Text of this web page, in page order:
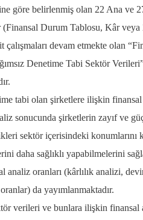
göre belirlenmiş olan 22 Ana ve
Durum Tablosu, Kâr
çalışmaları devam etmekte olan
Denetime Tabi Sektör
tabi olan şirketlere ilişkin
sonucunda şirketlerin zayıf ve
sektör içerisindeki
daha sağlıklı yapabilmelerini
analiz oranları (kârlılık analizi,
da yayımlanmaktadır.
verileri ve bunlara ilişkin finansal